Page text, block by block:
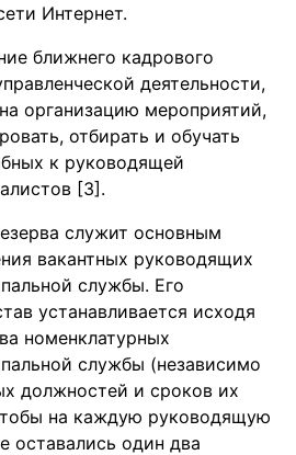
Интернет.
ближнего кадрового
деятельности,
организацию мероприятий,
отбирать и обучать
к руководящей
[3].
служит основным
вакантных руководящих
службы. Его
устанавливается исходя
номенклатурных
службы (независимо
должностей и сроков их
на каждую руководящую
оставались один два